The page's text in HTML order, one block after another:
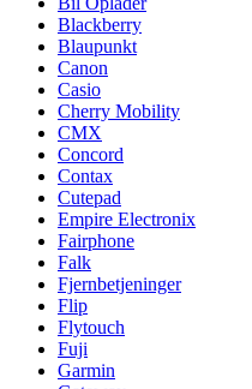
Blackberry
Blaupunkt
Canon
Casio
Cherry Mobility
CMX
Concord
Contax
Cutepad
Empire Electronix
Fairphone
Falk
Fjernbetjeninger
Flip
Flytouch
Fuji
Garmin